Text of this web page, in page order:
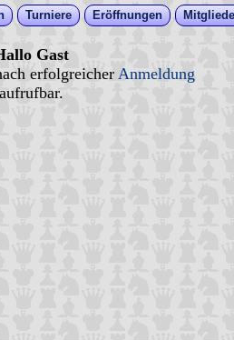
Turniere Eröffnungen
Gast
erfolgreicher Anmeldung
aufrufbar.